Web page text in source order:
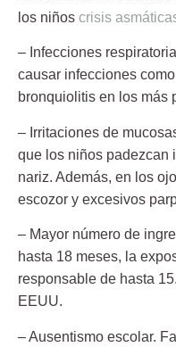
los niños crisis
– Infecciones
causar infecciones
bronquiolitis en los más
– Irritaciones de
que los niños padezcan
nariz. Además, en los
escozor y excesivos
– Mayor número de
hasta 18 meses, la
responsable de hasta
EEUU.
– Ausentismo escolar.